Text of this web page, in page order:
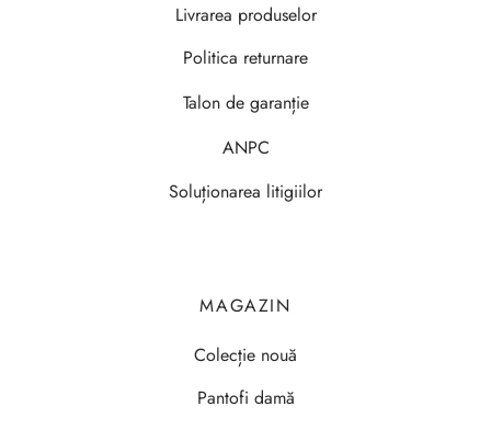
Livrarea produselor
Politica returnare
Talon de garanție
ANPC
Soluționarea litigiilor
MAGAZIN
Colecție nouă
Pantofi damă